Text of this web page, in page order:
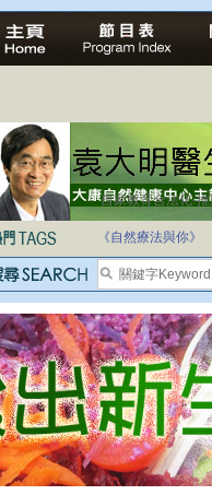
自家教育合法化-
《自然療法與你》